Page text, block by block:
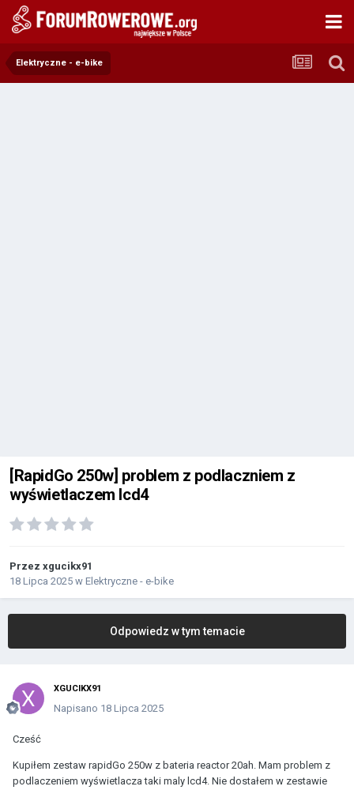
Elektryczne - e-bike
[RapidGo 250w] problem z podlaczniem z
wyświetlaczem lcd4
Przez xgucikx91
18 Lipca 2025 w Elektryczne - e-bike
Odpowiedz w tym temacie
XGUCIKX91
Napisano 18 Lipca 2025
Cześć
Kupiłem zestaw rapidGo 250w z bateria reactor 20ah. Mam problem z
podlaczeniem wyświetlacza taki maly lcd4. Nie dostałem w zestawie